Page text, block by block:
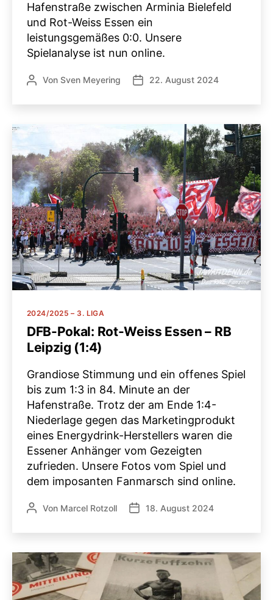
Hafenstraße zwischen Arminia Bielefeld
und Rot-Weiss Essen ein
leistungsgemäßes 0:0. Unsere
Spielanalyse ist nun online.
Beitragsautor
Von Sven Meyering Veröffentlichungsdatum
22. August 2024
Kategorien
2024/2025 – 3. LIGA
DFB-Pokal: Rot-Weiss Essen – RB
Leipzig (1:4)
Grandiose Stimmung und ein offenes Spiel
bis zum 1:3 in 84. Minute an der
Hafenstraße. Trotz der am Ende 1:4-
Niederlage gegen das Marketingprodukt
eines Energydrink-Herstellers waren die
Essener Anhänger vom Gezeigten
zufrieden. Unsere Fotos vom Spiel und
dem imposanten Fanmarsch sind online.
Beitragsautor
Von Marcel Rotzoll Veröffentlichungsdatum
18. August 2024